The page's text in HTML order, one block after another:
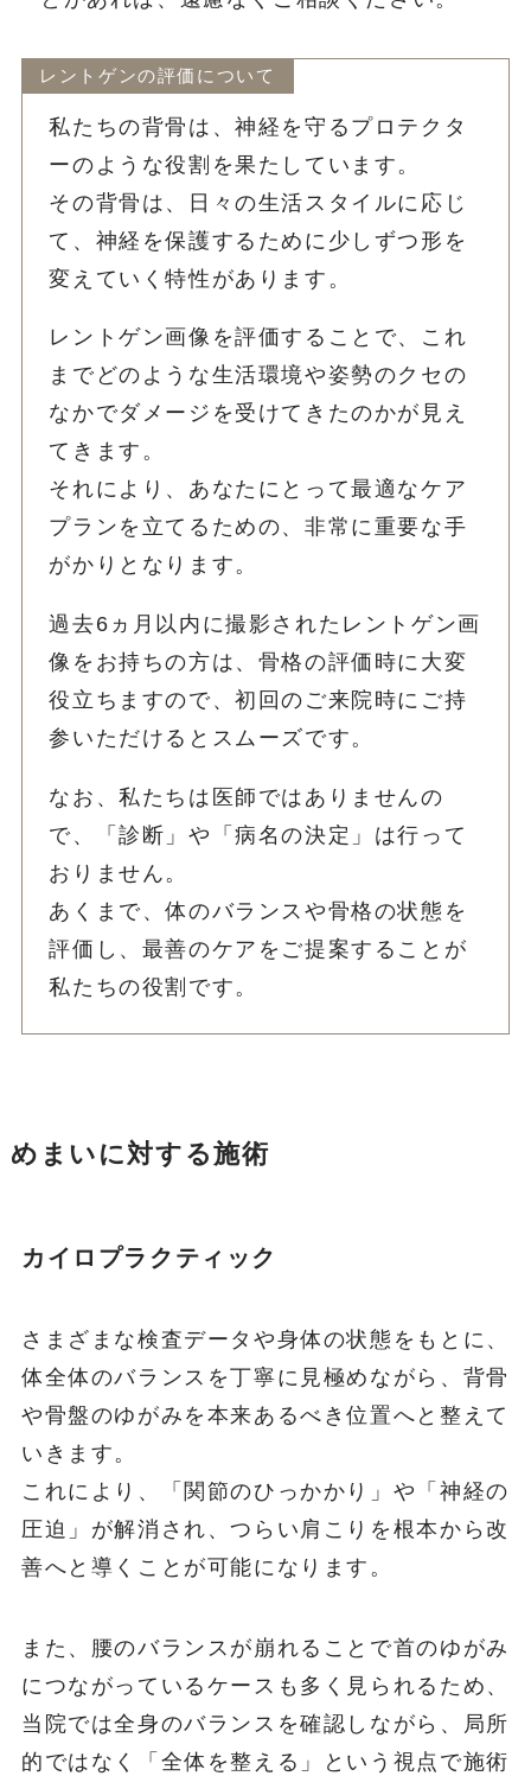
レントゲンの評価について
私たちの背骨は、神経を守るプロテクタ
ーのような役割を果たしています。
その背骨は、日々の生活スタイルに応じ
て、神経を保護するために少しずつ形を
変えていく特性があります。
レントゲン画像を評価することで、これ
までどのような生活環境や姿勢のクセの
なかでダメージを受けてきたのかが見え
てきます。
それにより、あなたにとって最適なケア
プランを立てるための、非常に重要な手
がかりとなります。
過去6ヵ月以内に撮影されたレントゲン画
像をお持ちの方は、骨格の評価時に大変
役立ちますので、初回のご来院時にご持
参いただけるとスムーズです。
なお、私たちは医師ではありませんの
で、「診断」や「病名の決定」は行って
おりません。
あくまで、体のバランスや骨格の状態を
評価し、最善のケアをご提案することが
私たちの役割です。
めまいに対する施術
カイロプラクティック
さまざまな検査データや身体の状態をもとに、
体全体のバランスを丁寧に見極めながら、背骨
や骨盤のゆがみを本来あるべき位置へと整えて
いきます。
これにより、「関節のひっかかり」や「神経の
圧迫」が解消され、つらい肩こりを根本から改
善へと導くことが可能になります。
また、腰のバランスが崩れることで首のゆがみ
につながっているケースも多く見られるため、
当院では全身のバランスを確認しながら、局所
的ではなく「全体を整える」という視点で施術